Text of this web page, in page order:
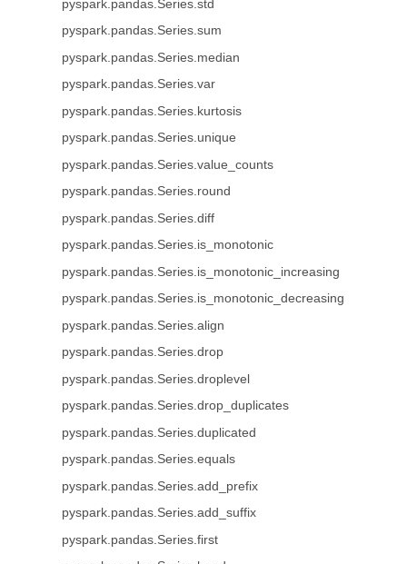
pyspark.pandas.Series.std
pyspark.pandas.Series.sum
pyspark.pandas.Series.median
pyspark.pandas.Series.var
pyspark.pandas.Series.kurtosis
pyspark.pandas.Series.unique
pyspark.pandas.Series.value_counts
pyspark.pandas.Series.round
pyspark.pandas.Series.diff
pyspark.pandas.Series.is_monotonic
pyspark.pandas.Series.is_monotonic_increasing
pyspark.pandas.Series.is_monotonic_decreasing
pyspark.pandas.Series.align
pyspark.pandas.Series.drop
pyspark.pandas.Series.droplevel
pyspark.pandas.Series.drop_duplicates
pyspark.pandas.Series.duplicated
pyspark.pandas.Series.equals
pyspark.pandas.Series.add_prefix
pyspark.pandas.Series.add_suffix
pyspark.pandas.Series.first